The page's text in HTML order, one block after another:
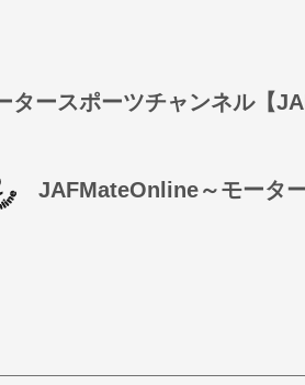
タースポーツチャンネル【
JAFMateOnline～モータ